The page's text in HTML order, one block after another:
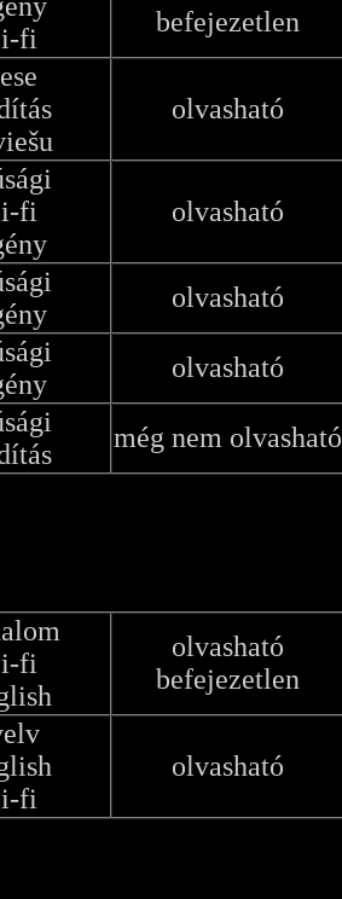
fi
befejezetlen
olvasható
fi
olvasható
olvasható
olvasható
még nem olvasható
fi
olvasható
befejezetlen
fi
olvasható